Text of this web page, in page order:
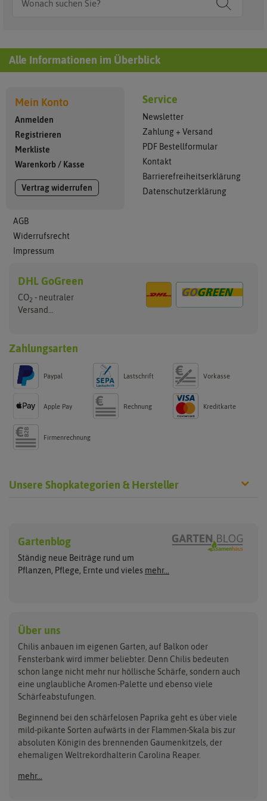
Alle Informationen im Überblick
Mein Konto
Anmelden
Registrieren
Merkliste
Warenkorb / Kasse
Vertrag widerrufen
AGB
Widerrufsrecht
Impressum
Service
Newsletter
Zahlung + Versand
PDF Bestellformular
Kontakt
Barrierefreiheitserklärung
Datenschutzerklärung
DHL GoGreen
CO2 - neutraler
Versand...
Zahlungsarten
Paypal Lastschrift Vorkasse
Apple Pay Rechnung Kreditkarte
Firmenrechnung
Unsere Shopkategorien & Hersteller
Wilde Sorten
Asiatische Sorten
Jalapenosamen
Habanerosamen
Asien Chilipflanzen
Habaneropflanzen
Jalapenopflanzen
Anzucht, Kultivierung
& Ernte
Pikieren
Auspflanzen
Überwintern
Arche Noah
ASB Greenworld
Buzzy Seeds
Carl Pabst
COMPO
Culinaris - Saatgut für
De Bolster Bio-Samen
Gusta Garden
Jiffy
Ladbrooke Soil Blockers
Lehmann Natur
Saflax
Samen Maier
Gartenblog
Ständig neue Beiträge rund um
Pflanzen, Pflege, Ernte und vieles mehr...
Über uns
Chilis anbauen im eigenen Garten, auf Balkon oder
Fensterbank wird immer beliebter. Denn Chilis bedeuten
schon lange nicht mehr nur höllische Schärfe, sondern auch
eine unglaubliche Aromen-Palette und ebenso viele
Schärfeabstufungen.
Beginnend bei den schärfelosen Paprika geht es über viele
mild-pikante Sorten aufwärts in der Flammen-Skala bis zur
absoluten Königin des brennenden Gaumenkitzels, der
ehemaligen Weltrekordhalterin Carolina Reaper.
mehr...